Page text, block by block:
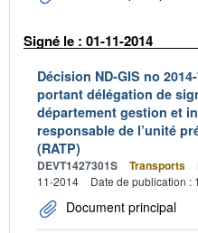
Signé le : 01-11-2014
Décision ND-GIS no
portant délégation de
département gestion et
responsable de l’unité
(RATP)
DEVT1427301S Transports
11-2014
Date de publication :
Document principal